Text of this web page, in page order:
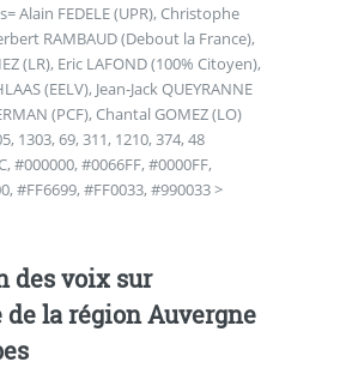
Alain FEDELE (UPR), Christophe
RAMBAUD (Debout la France),
(LR), Eric LAFOND (100% Citoyen),
(EELV), Jean-Jack QUEYRANNE
(PCF), Chantal GOMEZ (LO)
1303, 69, 311, 1210, 374, 48
#000000, #0066FF, #0000FF,
#FF6699, #FF0033, #990033 >
des voix sur
de la région Auvergne